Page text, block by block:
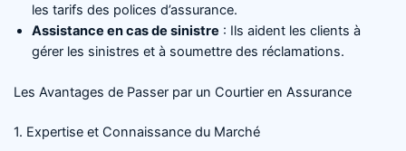
les tarifs des polices d’assurance.
Assistance en cas de sinistre : Ils aident les clients à
gérer les sinistres et à soumettre des réclamations.
Les Avantages de Passer par un Courtier en Assurance
1. Expertise et Connaissance du Marché